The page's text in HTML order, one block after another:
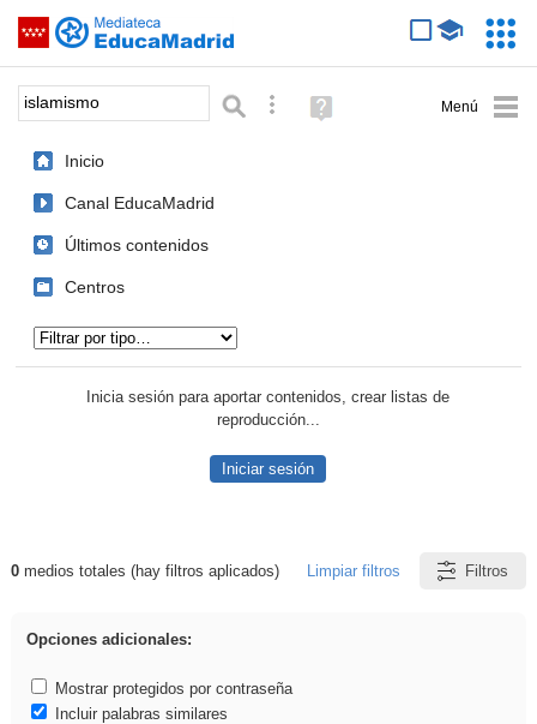
Saltar navegación
Palabra o frase: Búsqueda avanzada
Ayuda
(en
Inicio
Canal EducaMadrid
Últimos contenidos
Centros
Inicia sesión para aportar contenidos, crear listas de
reproducción...
Iniciar sesión
Resultados de: islamismo
0medios totales (hay filtros aplicados) Limpiar filtros Filtros
Opciones adicionales:
Mostrar protegidos por contraseña
Incluir palabras similares